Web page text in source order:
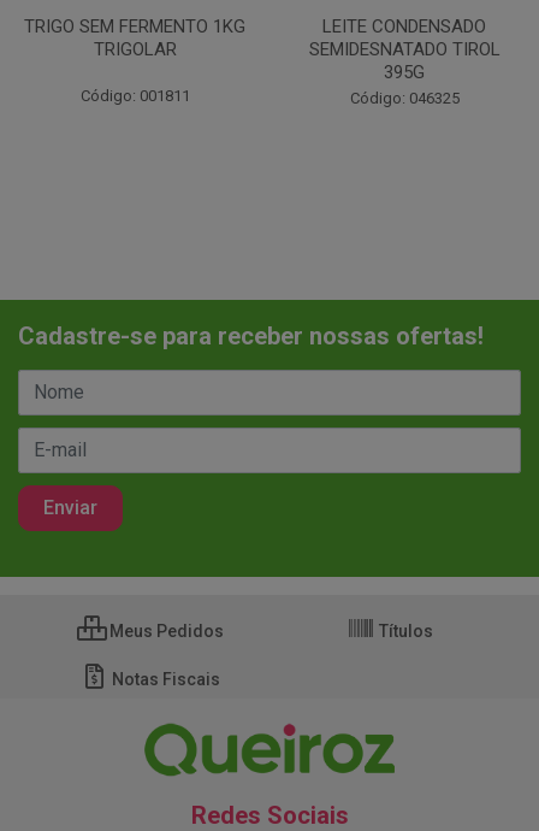
LEITE CONDENSADO
SEMIDESNATADO TIROL
Código: 046325
CHANTILINHO EM PO 400G
MIX
Código: 037442
Cadastre-se para receber nossas ofertas!
Meus Pedidos Títulos
Notas Fiscais
Redes Sociais